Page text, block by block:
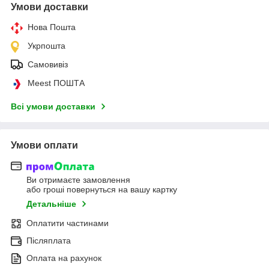
Умови доставки
Нова Пошта
Укрпошта
Самовивіз
Meest ПОШТА
Всі умови доставки
Умови оплати
Ви отримаєте замовлення
або гроші повернуться на вашу картку
Детальніше
Оплатити частинами
Післяплата
Оплата на рахунок